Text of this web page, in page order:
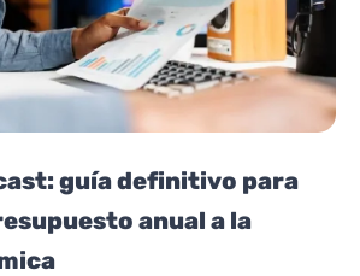
guía definitivo para
anual a la